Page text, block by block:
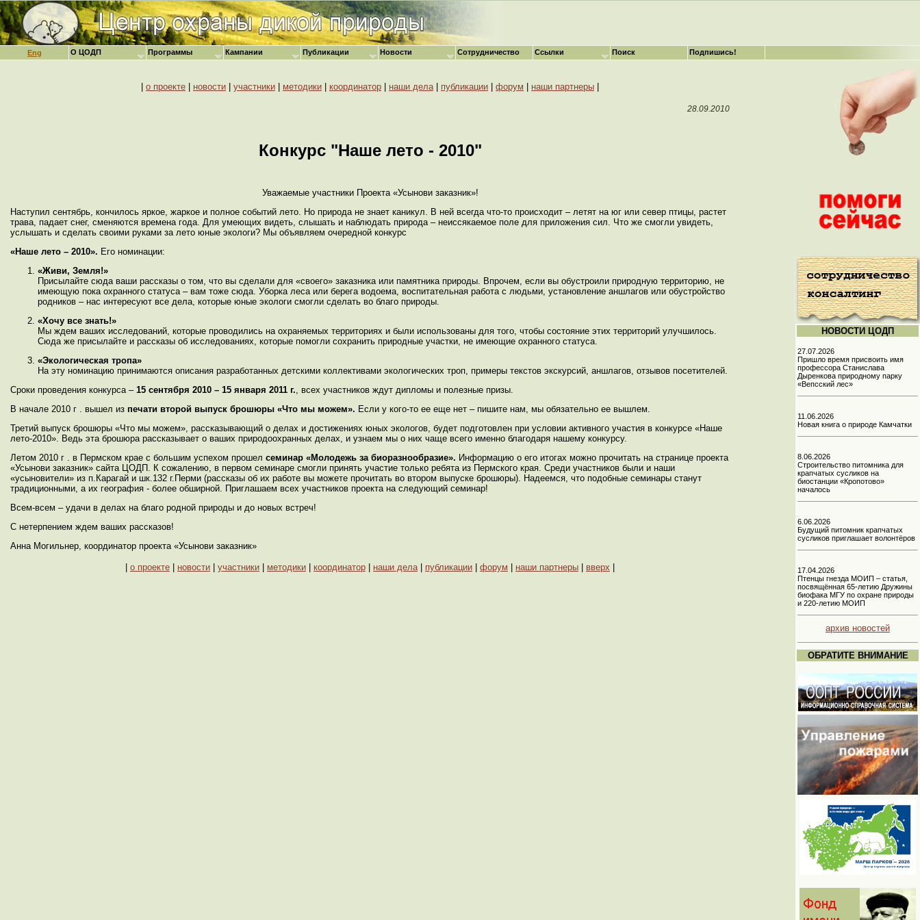
Eng
о проекте новости участники методики координатор наши дела| публикации форум наши партнеры
28.09.2010
Конкурс "Наше лето - 2010"
Уважаемые участники Проекта «Усынови заказник»!
Наступил сентябрь, кончилось яркое, жаркое и полное событий лето. Но природа не знает каникул. В ней всегда что-то происходит – летят на юг или север птицы, растет
трава, падает снег, сменяются времена года. Для умеющих видеть, слышать и наблюдать природа – неиссякаемое поле для приложения сил. Что же смогли увидеть,
услышать и сделать своими руками за лето юные экологи? Мы объявляем очередной конкурс
«Наше лето – 2010». Его номинации:
«Живи, Земля!»
Присылайте сюда ваши рассказы о том, что вы сделали для «своего» заказника или памятника природы. Впрочем, если вы обустроили природную территорию, не
имеющую пока охранного статуса – вам тоже сюда. Уборка леса или берега водоема, воспитательная работа с людьми, установление аншлагов или обустройство
родников – нас интересуют все дела, которые юные экологи смогли сделать во благо природы.
«Хочу все знать!»
Мы ждем ваших исследований, которые проводились на охраняемых территориях и были использованы для того, чтобы состояние этих территорий улучшилось.
Сюда же присылайте и рассказы об исследованиях, которые помогли сохранить природные участки, не имеющие охранного статуса.
«Экологическая тропа»
На эту номинацию принимаются описания разработанных детскими коллективами экологических троп, примеры текстов экскурсий, аншлагов, отзывов посетителей.
Сроки проведения конкурса – 15 сентября 2010 – 15 января 2011 г., всех участников ждут дипломы и полезные призы.
В начале 2010 г . вышел из печати второй выпуск брошюры «Что мы можем». Если у кого-то ее еще нет – пишите нам, мы обязательно ее вышлем.
Третий выпуск брошюры «Что мы можем», рассказывающий о делах и достижениях юных экологов, будет подготовлен при условии активного участия в конкурсе «Наше
лето-2010». Ведь эта брошюра рассказывает о ваших природоохранных делах, и узнаем мы о них чаще всего именно благодаря нашему конкурсу.
Летом 2010 г . в Пермском крае с большим успехом прошел семинар «Молодежь за биоразнообразие». Информацию о его итогах можно прочитать на странице проекта
«Усынови заказник» сайта ЦОДП. К сожалению, в первом семинаре смогли принять участие только ребята из Пермского края. Среди участников были и наши
«усыновители» из п.Карагай и шк.132 г.Перми (рассказы об их работе вы можете прочитать во втором выпуске брошюры). Надеемся, что подобные семинары станут
традиционными, а их география - более обширной. Приглашаем всех участников проекта на следующий семинар!
Всем-всем – удачи в делах на благо родной природы и до новых встреч!
С нетерпением ждем ваших рассказов!
Анна Могильнер, координатор проекта «Усынови заказник»
о проекте новости участники методики координатор наши дела| публикации форум наши партнеры вверх
НОВОСТИ ЦОДП
27.07.2026
Пришло время присвоить имя
профессора Станислава
Дыренкова природному парку
«Вепсский лес»
11.06.2026
Новая книга о природе Камчатки
8.06.2026
Строительство питомника для
крапчатых сусликов на
биостанции «Кропотово»
началось
6.06.2026
Будущий питомник крапчатых
сусликов приглашает волонтёров
17.04.2026
Птенцы гнезда МОИП – статья,
посвящённая 65-летию Дружины
биофака МГУ по охране природы
и 220-летию МОИП
архив новостей
ОБРАТИТЕ ВНИМАНИЕ
О ЦОДП Программы Кампании Публикации Новости Сотрудничество Ссылки Поиск Подпишись!